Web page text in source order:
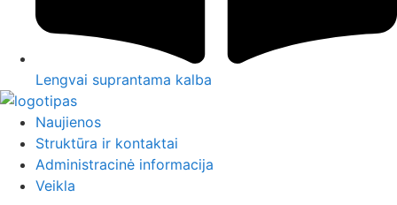
Lengvai suprantama kalba
Naujienos
Struktūra ir kontaktai
Administracinė informacija
Veikla